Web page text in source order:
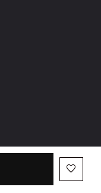
favorite_border
Conditions d'utilisation